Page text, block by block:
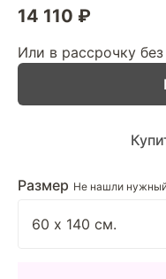
14 110 ₽
Или в рассрочку без
Размер Не нашли